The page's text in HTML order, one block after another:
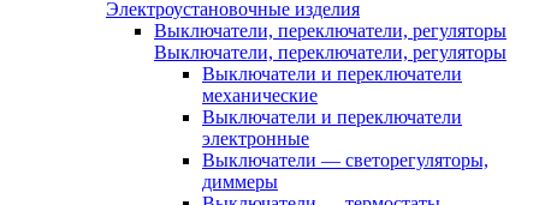
Электроустановочные изделия
Выключатели, переключатели, регуляторы
Выключатели, переключатели, регуляторы
Выключатели и переключатели
механические
Выключатели и переключатели
электронные
Выключатели — светорегуляторы,
диммеры